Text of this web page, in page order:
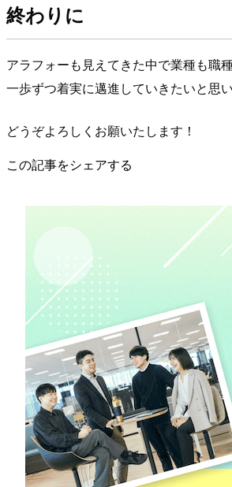
終わりに
アラフォーも見えてきた中で業種も職
一歩ずつ着実に邁進していきたいと思い
どうぞよろしくお願いたします！
この記事をシェアする